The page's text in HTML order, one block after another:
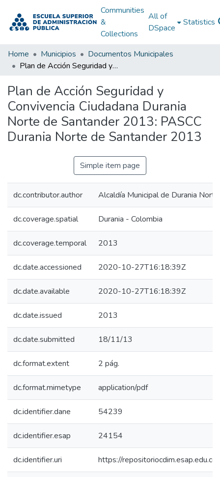
Communities
&
Collections
All of
DSpace
Statistics
Home Municipios
Documentos Municipales
Plan de Acción Seguridad y Convivencia Ciudadana Durania Norte de Santander 2013: PASCC Durania Norte de Santander 2013
Plan de Acción Seguridad y
Convivencia Ciudadana Durania
Norte de Santander 2013: PASCC
Durania Norte de Santander 2013
Simple item page
dc.contributor.author Alcaldía Municipal de Durania
dc.coverage.spatial Durania - Colombia
dc.coverage.temporal 2013
dc.date.accessioned 2020-10-27T16:18:39Z
dc.date.available 2020-10-27T16:18:39Z
dc.date.issued 2013
dc.date.submitted 18/11/13
dc.format.extent 2 pág.
dc.format.mimetype application/pdf
dc.identifier.dane 54239
dc.identifier.esap 24154
dc.identifier.uri https://